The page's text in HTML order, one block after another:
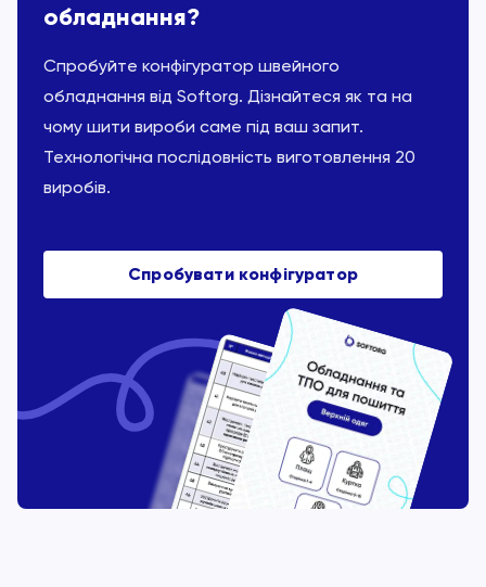
обладнання?
Спробуйте конфігуратор швейного
обладнання від Softorg. Дізнайтеся як та на
чому шити вироби саме під ваш запит.
Технологічна послідовність виготовлення 20
виробів.
Спробувати конфігуратор